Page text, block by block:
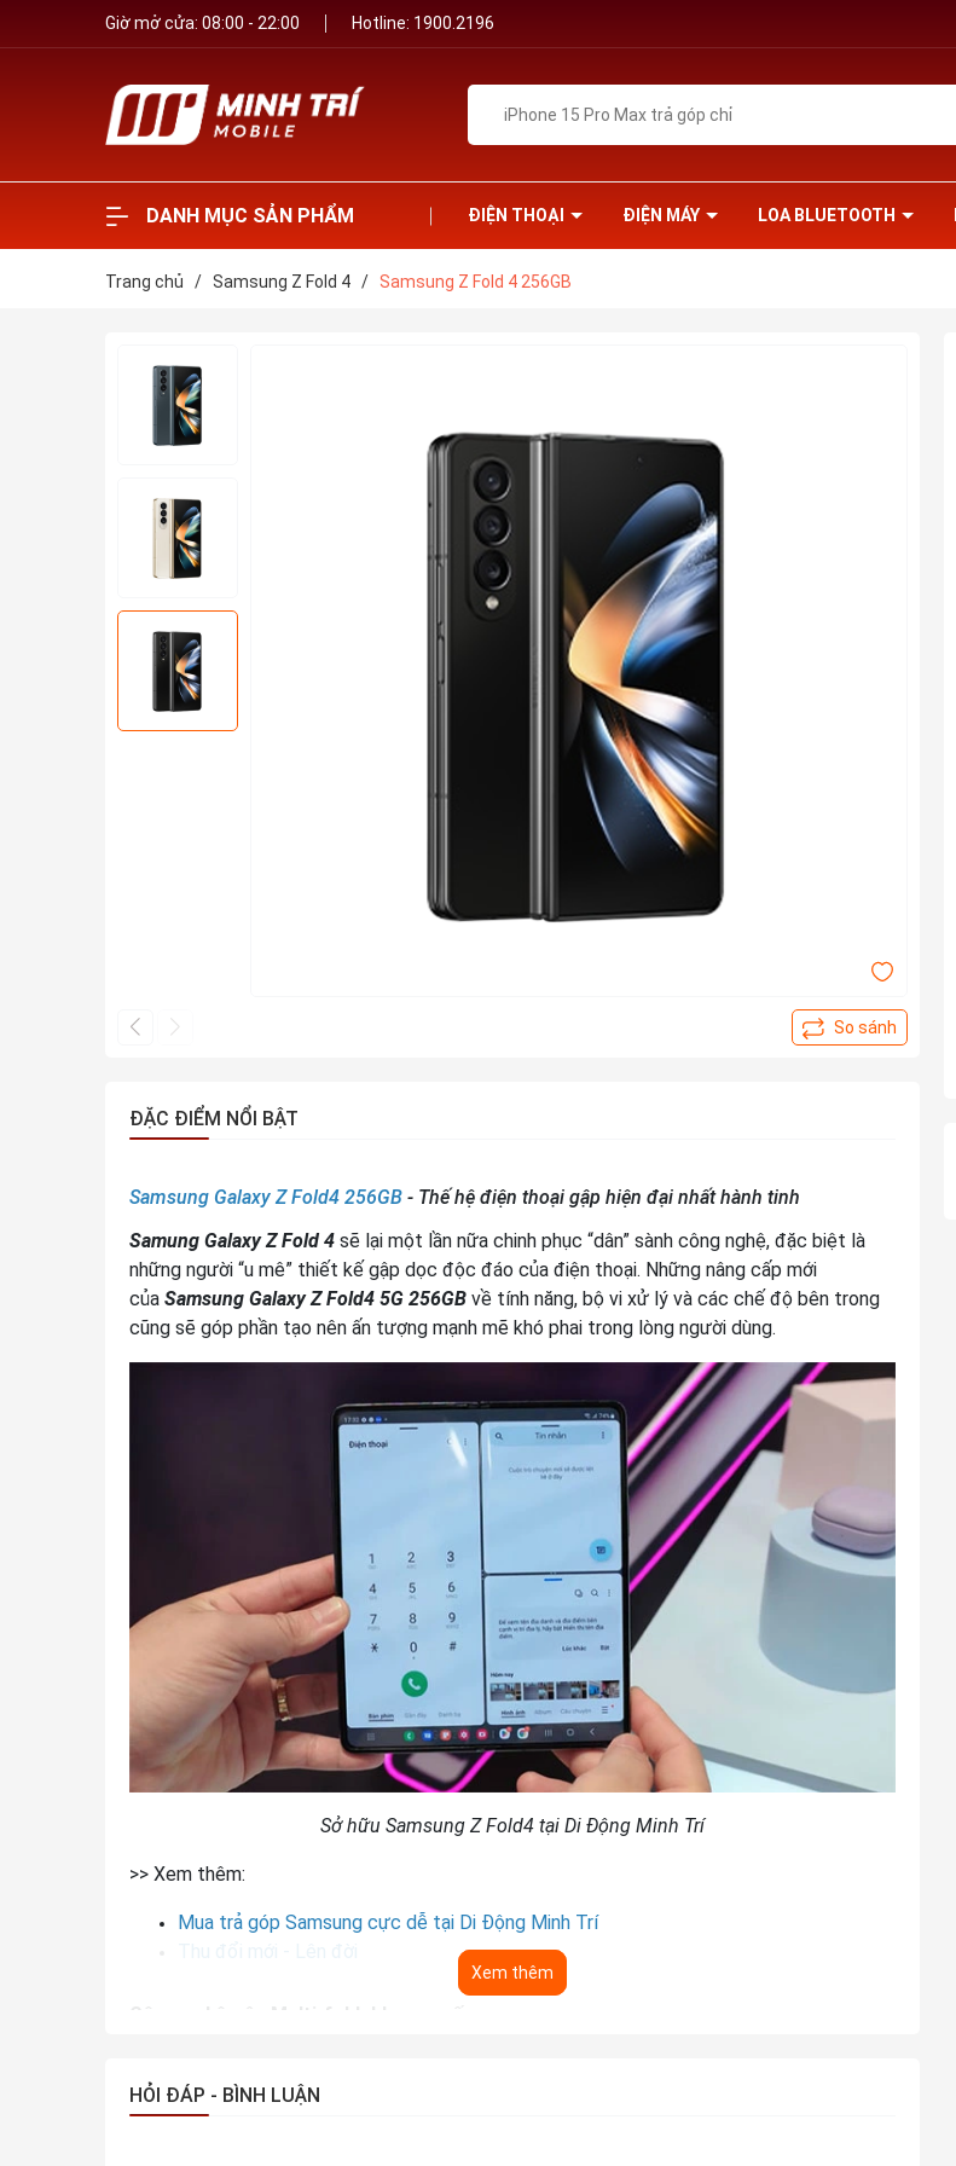
Giờ mở cửa: 08:00 - 22:00 Hotline: 1900.2196
DANH MỤC SẢN PHẨM ĐIỆN THOẠI ĐIỆN MÁY LOA BLUETOOTH
Trang chủ / Samsung Z Fold 4 / Samsung Z Fold 4 256GB
ĐẶC ĐIỂM NỔI BẬT
Samsung Galaxy Z Fold4 256GB - Thế hệ điện thoại gập hiện đại nhất hành tinh
Samung Galaxy Z Fold 4 sẽ lại một lần nữa chinh phục “dân” sành công nghệ, đặc biệt là
những người “u mê” thiết kế gập dọc độc đáo của điện thoại. Những nâng cấp mới
của Samsung Galaxy Z Fold4 5G 256GB về tính năng, bộ vi xử lý và các chế độ bên trong
cũng sẽ góp phần tạo nên ấn tượng mạnh mẽ khó phai trong lòng người dùng.
Sở hữu Samsung Z Fold4 tại Di Động Minh Trí
>> Xem thêm:
Mua trả góp Samsung cực dễ tại Di Động Minh Trí
Galaxy Z Fold3. Tuy nhiên bạn sẽ cảm thấy sự khác biệt giữa 2 dòng sản phẩm bởi những
chi tiết nhỏ tưởng chừng như đơn giản nhưng lại tạo ra sự khác biệt to lớn - Chính là việc
Xem thêm
HỎI ĐÁP - BÌNH LUẬN